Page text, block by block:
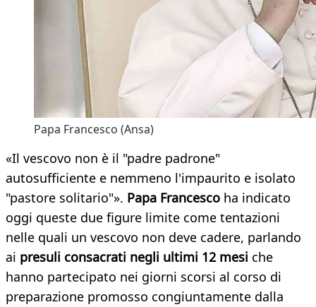
Papa Francesco (Ansa)
«Il vescovo non è il "padre padrone"
autosufficiente e nemmeno l'impaurito e isolato
"pastore solitario"». Papa Francesco ha indicato
oggi queste due figure limite come tentazioni
nelle quali un vescovo non deve cadere, parlando
ai presuli consacrati negli ultimi 12 mesi che
hanno partecipato nei giorni scorsi al corso di
preparazione promosso congiuntamente dalla